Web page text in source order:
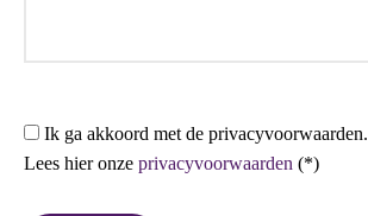
Ik ga akkoord met de privacyvoorwaarden.
Lees hier onze privacyvoorwaarden (*)